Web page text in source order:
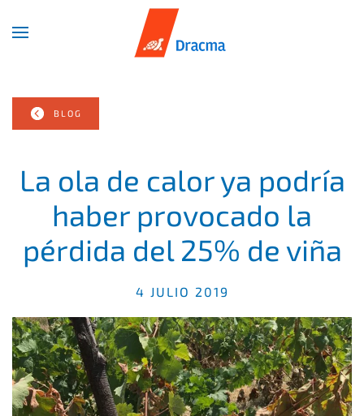
content
BLOG
La ola de calor ya podría
haber provocado la
pérdida del 25% de viña
4 JULIO 2019